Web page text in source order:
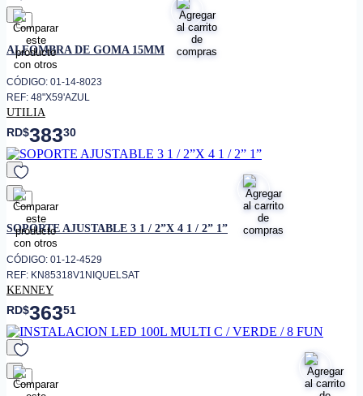
favorito
ALFOMBRA DE GOMA 15MM
CÓDIGO: 01-14-8023
REF: 48"X59'AZUL
UTILIA
RD$38330
favorito
SOPORTE AJUSTABLE 3 1 / 2”X 4 1 / 2” 1”
CÓDIGO: 01-12-4529
REF: KN85318V1NIQUELSAT
KENNEY
RD$36351
favorito